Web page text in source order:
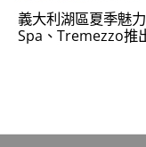
義大利湖區夏季魅
Spa、Tremezzo推